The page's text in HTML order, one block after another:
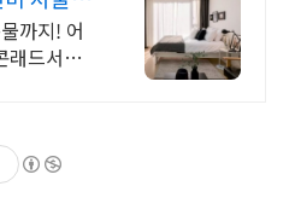
까지! 어
드서울.